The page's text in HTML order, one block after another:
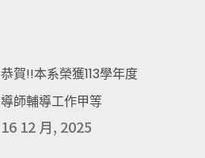
恭賀!!本系榮獲113學年度
導師輔導工作甲等
16 12 月, 2025